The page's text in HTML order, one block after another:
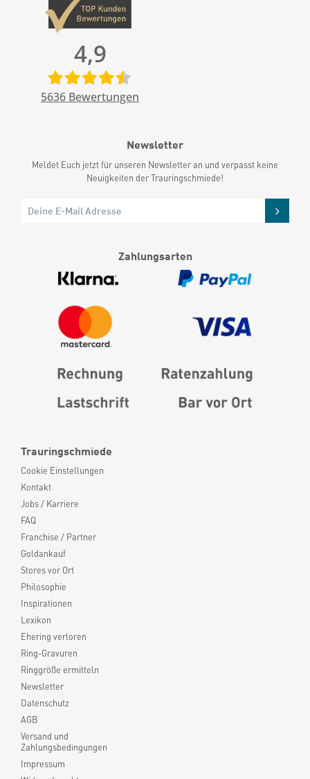
Trauringschmiede
Cookie Einstellungen
Kontakt
Jobs / Karriere
FAQ
Franchise / Partner
Goldankauf
Stores vor Ort
Philosophie
Inspirationen
Lexikon
Ehering verloren
Ring-Gravuren
Ringgröße ermitteln
Newsletter
Datenschutz
AGB
Versand und
Zahlungsbedingungen
Impressum
4,9
5636 Bewertungen
Newsletter
Meldet Euch jetzt für unseren Newsletter an und verpasst keine
Neuigkeiten der Trauringschmiede!
Zahlungsarten